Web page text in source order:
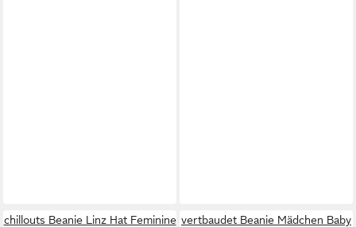
chillouts Beanie Linz Hat Feminine vertbaudet Beanie Mädchen Baby